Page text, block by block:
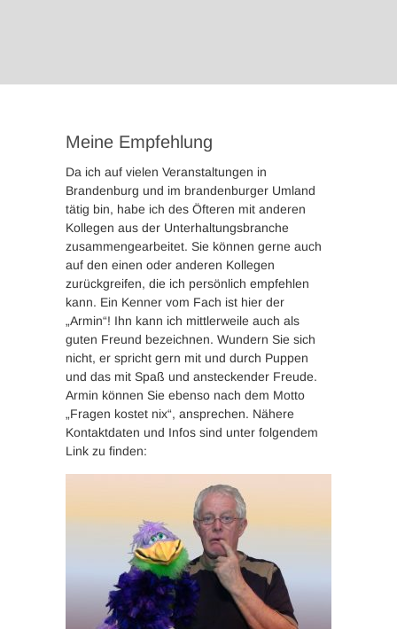
Meine Empfehlung
Da ich auf vielen Veranstaltungen in
Brandenburg und im brandenburger Umland
tätig bin, habe ich des Öfteren mit anderen
Kollegen aus der Unterhaltungsbranche
zusammengearbeitet. Sie können gerne auch
auf den einen oder anderen Kollegen
zurückgreifen, die ich persönlich empfehlen
kann. Ein Kenner vom Fach ist hier der
„Armin“! Ihn kann ich mittlerweile auch als
guten Freund bezeichnen. Wundern Sie sich
nicht, er spricht gern mit und durch Puppen
und das mit Spaß und ansteckender Freude.
Armin können Sie ebenso nach dem Motto
„Fragen kostet nix“, ansprechen. Nähere
Kontaktdaten und Infos sind unter folgendem
Link zu finden: